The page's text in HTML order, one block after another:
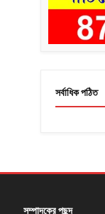
সর্বাধিক পঠিত
সম্পাদকের পছন্দ